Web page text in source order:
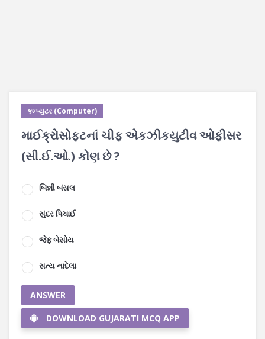
કમ્પ્યુટર (Computer)
માઈક્રોસોફટનાં ચીફ એકઝીકયુટીવ ઓફીસર
(સી.ઈ.ઓ.) કોણ છે ?
બિન્ની બંસલ
સુંદર પિચાઈ
જેફ બેસોય
સત્ય નાદેલા
ANSWER
DOWNLOAD GUJARATI MCQ APP